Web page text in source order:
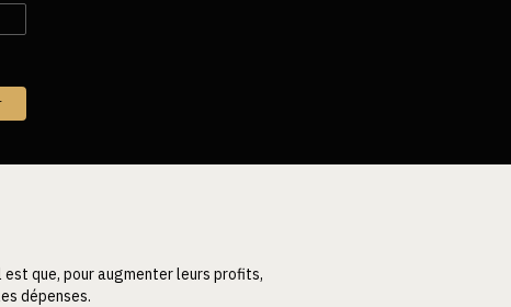
que, pour augmenter leurs profits,
dépenses.